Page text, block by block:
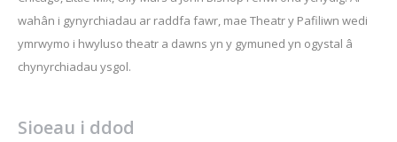
wahân i gynyrchiadau ar raddfa fawr, mae Theatr y Pafiliwn wedi
ymrwymo i hwyluso theatr a dawns yn y gymuned yn ogystal â
chynyrchiadau ysgol.
Sioeau i ddod